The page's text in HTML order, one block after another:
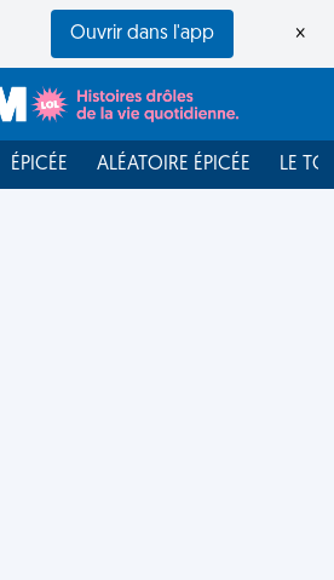
Ouvrir dans l'app ×
ÉPICÉE ALÉATOIRE ÉPICÉE LE